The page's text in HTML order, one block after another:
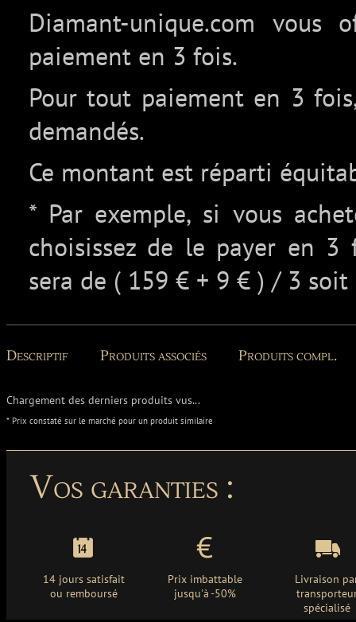
Diamant-unique.com vous
paiement en 3 fois.
Pour tout paiement en 3
demandés.
Ce montant est réparti
* Par exemple, si vous
choisissez de le payer en
sera de ( 159 € + 9 € ) / 3 soit
Descriptif Produits associés Produits compl.
Chargement des derniers produits vus...
* Prix constaté sur le marché pour un produit similaire
Vos garanties :
14 jours satisfait
ou remboursé
Prix imbattable
jusqu'à -50%
Livraison
spécialisé